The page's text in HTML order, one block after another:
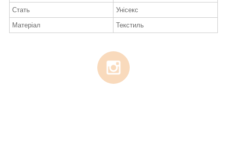
Стать
Унісекс
Матеріал
Текстиль